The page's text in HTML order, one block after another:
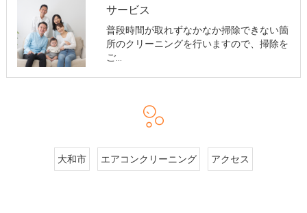
サービス
普段時間が取れずなかなか掃除できない箇
所のクリーニングを行いますので、掃除を
ご…
大和市 エアコンクリーニング アクセス